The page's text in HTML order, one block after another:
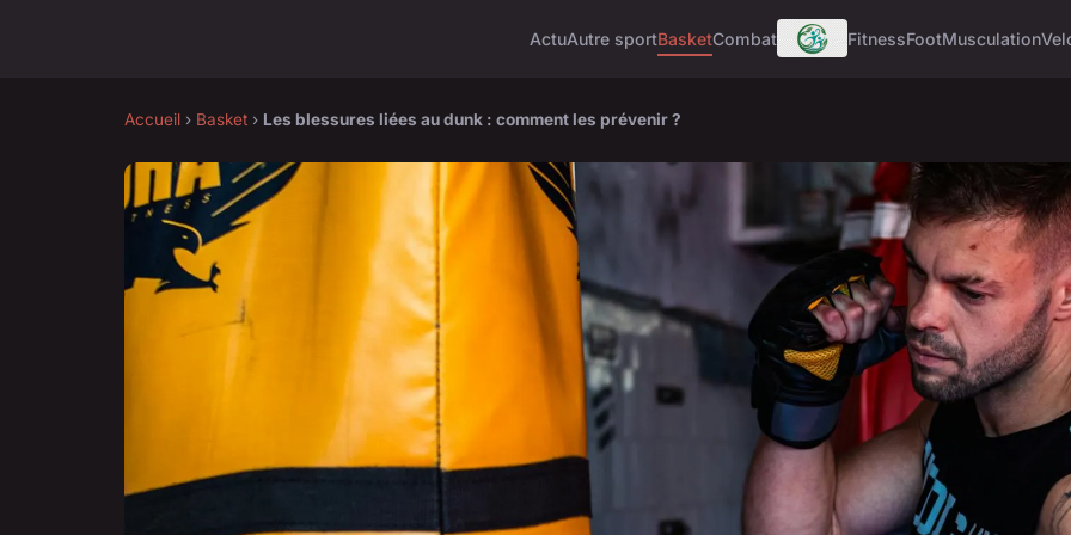
ActuAutre sportBasketCombat FitnessFootMusculation
Accueil › Basket › Les blessures liées au dunk : comment les prévenir ?